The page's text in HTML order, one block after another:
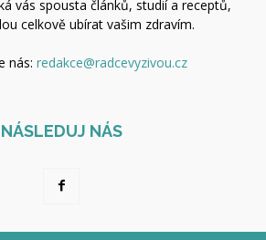
vás spousta článků, studií a receptů,
celkově ubírat vašim zdravím.
nás: redakce@radcevyzivou.cz
NÁSLEDUJ NÁS